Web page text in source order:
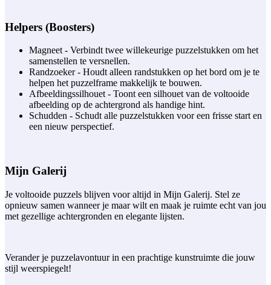
Helpers (Boosters)
Magneet - Verbindt twee willekeurige puzzelstukken om het
samenstellen te versnellen.
Randzoeker - Houdt alleen randstukken op het bord om je te
helpen het puzzelframe makkelijk te bouwen.
Afbeeldingssilhouet - Toont een silhouet van de voltooide
afbeelding op de achtergrond als handige hint.
Schudden - Schudt alle puzzelstukken voor een frisse start en
een nieuw perspectief.
Mijn Galerij
Je voltooide puzzels blijven voor altijd in Mijn Galerij. Stel ze
opnieuw samen wanneer je maar wilt en maak je ruimte echt van jou
met gezellige achtergronden en elegante lijsten.
Verander je puzzelavontuur in een prachtige kunstruimte die jouw
stijl weerspiegelt!